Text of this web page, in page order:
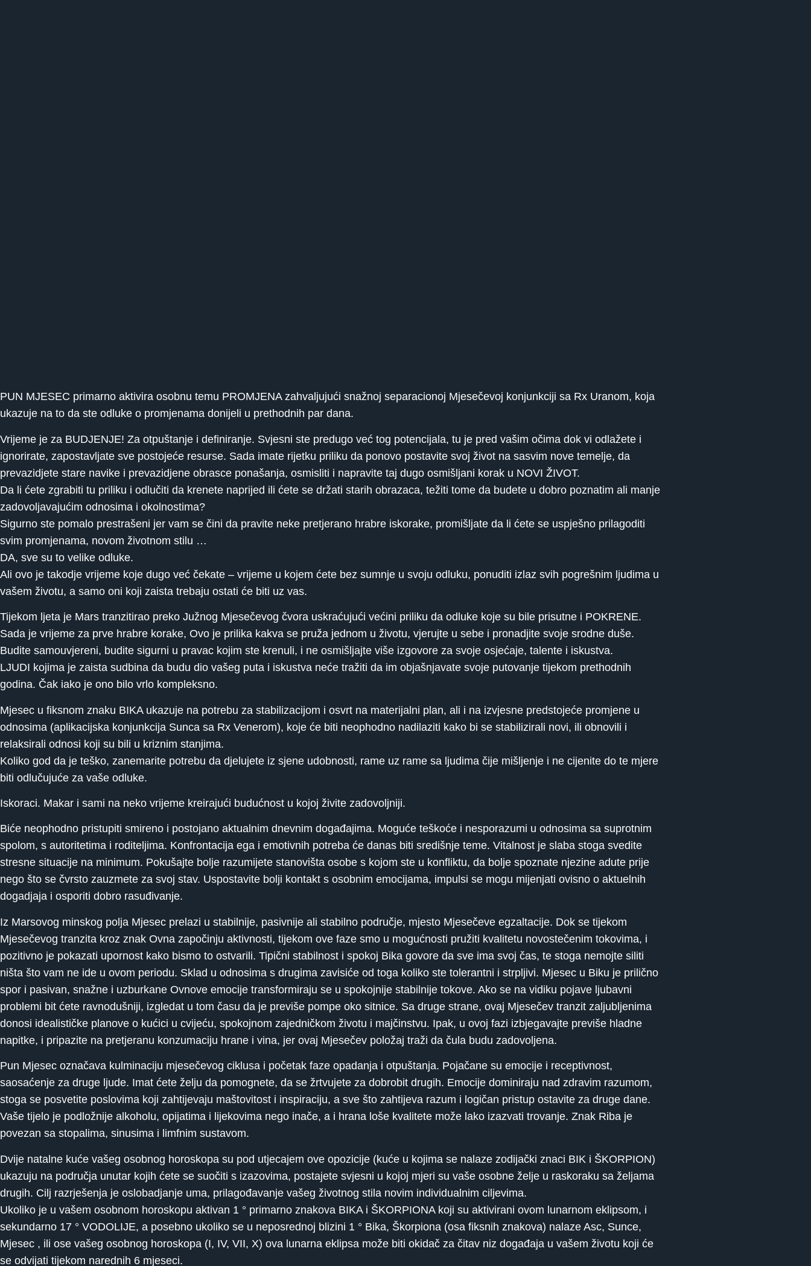
PUN MJESEC primarno aktivira osobnu temu PROMJENA zahvaljujući snažnoj separacionoj Mjesečevoj konjunkciji sa Rx Uranom, koja
ukazuje na to da ste odluke o promjenama donijeli u prethodnih par dana.
Vrijeme je za BUDJENJE! Za otpuštanje i definiranje. Svjesni ste predugo već tog potencijala, tu je pred vašim očima dok vi odlažete i
ignorirate, zapostavljate sve postojeće resurse. Sada imate rijetku priliku da ponovo postavite svoj život na sasvim nove temelje, da
prevazidjete stare navike i prevazidjene obrasce ponašanja, osmisliti i napravite taj dugo osmišljani korak u NOVI ŽIVOT.
Da li ćete zgrabiti tu priliku i odlučiti da krenete naprijed ili ćete se držati starih obrazaca, težiti tome da budete u dobro poznatim ali manje
zadovoljavajućim odnosima i okolnostima?
Sigurno ste pomalo prestrašeni jer vam se čini da pravite neke pretjerano hrabre iskorake, promišljate da li ćete se uspješno prilagoditi
svim promjenama, novom životnom stilu …
DA, sve su to velike odluke.
Ali ovo je takodje vrijeme koje dugo već čekate – vrijeme u kojem ćete bez sumnje u svoju odluku, ponuditi izlaz svih pogrešnim ljudima u
vašem životu, a samo oni koji zaista trebaju ostati će biti uz vas.
Tijekom ljeta je Mars tranzitirao preko Južnog Mjesečevog čvora uskraćujući većini priliku da odluke koje su bile prisutne i POKRENE.
Sada je vrijeme za prve hrabre korake, Ovo je prilika kakva se pruža jednom u životu, vjerujte u sebe i pronadjite svoje srodne duše.
Budite samouvjereni, budite sigurni u pravac kojim ste krenuli, i ne osmišljajte više izgovore za svoje osjećaje, talente i iskustva.
LJUDI kojima je zaista sudbina da budu dio vašeg puta i iskustva neće tražiti da im objašnjavate svoje putovanje tijekom prethodnih
godina. Čak iako je ono bilo vrlo kompleksno.
Mjesec u fiksnom znaku BIKA ukazuje na potrebu za stabilizacijom i osvrt na materijalni plan, ali i na izvjesne predstojeće promjene u
odnosima (aplikacijska konjunkcija Sunca sa Rx Venerom), koje će biti neophodno nadilaziti kako bi se stabilizirali novi, ili obnovili i
relaksirali odnosi koji su bili u kriznim stanjima.
Koliko god da je teško, zanemarite potrebu da djelujete iz sjene udobnosti, rame uz rame sa ljudima čije mišljenje i ne cijenite do te mjere
biti odlučujuće za vaše odluke.
Iskoraci. Makar i sami na neko vrijeme kreirajući budućnost u kojoj živite zadovoljniji.
Biće neophodno pristupiti smireno i postojano aktualnim dnevnim događajima. Moguće teškoće i nesporazumi u odnosima sa suprotnim
spolom, s autoritetima i roditeljima. Konfrontacija ega i emotivnih potreba će danas biti središnje teme. Vitalnost je slaba stoga svedite
stresne situacije na minimum. Pokušajte bolje razumijete stanovišta osobe s kojom ste u konfliktu, da bolje spoznate njezine adute prije
nego što se čvrsto zauzmete za svoj stav. Uspostavite bolji kontakt s osobnim emocijama, impulsi se mogu mijenjati ovisno o aktuelnih
dogadjaja i osporiti dobro rasuđivanje.
Iz Marsovog minskog polja Mjesec prelazi u stabilnije, pasivnije ali stabilno područje, mjesto Mjesečeve egzaltacije. Dok se tijekom
Mjesečevog tranzita kroz znak Ovna započinju aktivnosti, tijekom ove faze smo u mogućnosti pružiti kvalitetu novostečenim tokovima, i
pozitivno je pokazati upornost kako bismo to ostvarili. Tipični stabilnost i spokoj Bika govore da sve ima svoj čas, te stoga nemojte siliti
ništa što vam ne ide u ovom periodu. Sklad u odnosima s drugima zavisiće od toga koliko ste tolerantni i strpljivi. Mjesec u Biku je prilično
spor i pasivan, snažne i uzburkane Ovnove emocije transformiraju se u spokojnije stabilnije tokove. Ako se na vidiku pojave ljubavni
problemi bit ćete ravnodušniji, izgledat u tom času da je previše pompe oko sitnice. Sa druge strane, ovaj Mjesečev tranzit zaljubljenima
donosi idealističke planove o kućici u cvijeću, spokojnom zajedničkom životu i majčinstvu. Ipak, u ovoj fazi izbjegavajte previše hladne
napitke, i pripazite na pretjeranu konzumaciju hrane i vina, jer ovaj Mjesečev položaj traži da čula budu zadovoljena.
Pun Mjesec označava kulminaciju mjesečevog ciklusa i početak faze opadanja i otpuštanja. Pojačane su emocije i receptivnost,
saosaćenje za druge ljude. Imat ćete želju da pomognete, da se žrtvujete za dobrobit drugih. Emocije dominiraju nad zdravim razumom,
stoga se posvetite poslovima koji zahtijevaju maštovitost i inspiraciju, a sve što zahtijeva razum i logičan pristup ostavite za druge dane.
Vaše tijelo je podložnije alkoholu, opijatima i lijekovima nego inače, a i hrana loše kvalitete može lako izazvati trovanje. Znak Riba je
povezan sa stopalima, sinusima i limfnim sustavom.
Dvije natalne kuće vašeg osobnog horoskopa su pod utjecajem ove opozicije (kuće u kojima se nalaze zodijački znaci BIK i ŠKORPION)
ukazuju na područja unutar kojih ćete se suočiti s izazovima, postajete svjesni u kojoj mjeri su vaše osobne želje u raskoraku sa željama
drugih. Cilj razrješenja je oslobadjanje uma, prilagođavanje vašeg životnog stila novim individualnim ciljevima.
Ukoliko je u vašem osobnom horoskopu aktivan 1 ° primarno znakova BIKA i ŠKORPIONA koji su aktivirani ovom lunarnom eklipsom, i
sekundarno 17 ° VODOLIJE, a posebno ukoliko se u neposrednoj blizini 1 ° Bika, Škorpiona (osa fiksnih znakova) nalaze Asc, Sunce,
Mjesec , ili ose vašeg osobnog horoskopa (I, IV, VII, X) ova lunarna eklipsa može biti okidač za čitav niz događaja u vašem životu koji će
se odvijati tijekom narednih 6 mjeseci.